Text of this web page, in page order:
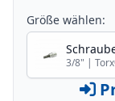
Größe wählen:
3/8" |